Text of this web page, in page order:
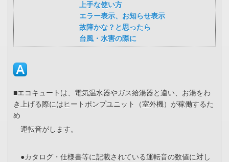
上手な使い方
エラー表示、お知らせ表示
故障かな？と思ったら
台風・水害の際に
■エコキュートは、電気温水器やガス給湯器と違い、お湯をわ
き上げる際にはヒートポンプユニット（室外機）が稼働するた
め
運転音がします。
●カタログ・仕様書等に記載されている運転音の数値に対し